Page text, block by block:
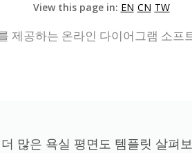
View this page in: EN CN TW
제공하는 온라인 다이어그램 소
더 많은 욕실 평면도 템플릿 살펴